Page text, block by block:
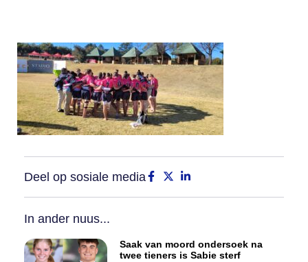
Deel op sosiale media
In ander nuus...
Saak van moord ondersoek na
twee tieners is Sabie sterf